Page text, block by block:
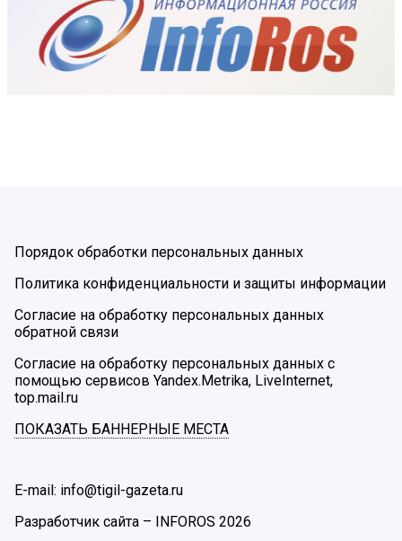
Порядок обработки персональных данных
Политика конфиденциальности и защиты информации
Согласие на обработку персональных данных
обратной связи
Согласие на обработку персональных данных с
помощью сервисов Yandex.Metrika, LiveInternet,
top.mail.ru
ПОКАЗАТЬ БАННЕРНЫЕ МЕСТА
E-mail: info@tigil-gazeta.ru
Разработчик сайта –
INFOROS 2026